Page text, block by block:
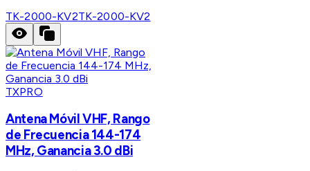
TK-2000-KV2TK-2000-KV2
TXPRO
Antena Móvil VHF, Rango
de Frecuencia 144-174
MHz, Ganancia 3.0 dBi